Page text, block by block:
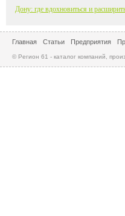
Дону: где вдохновиться и
Главная Статьи Предприятия
© Регион 61 - каталог компаний,